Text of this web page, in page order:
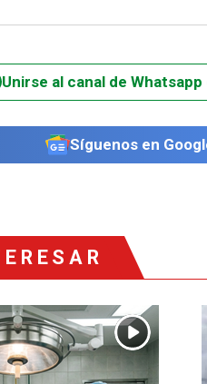
Unirse al canal de
Síguenos en